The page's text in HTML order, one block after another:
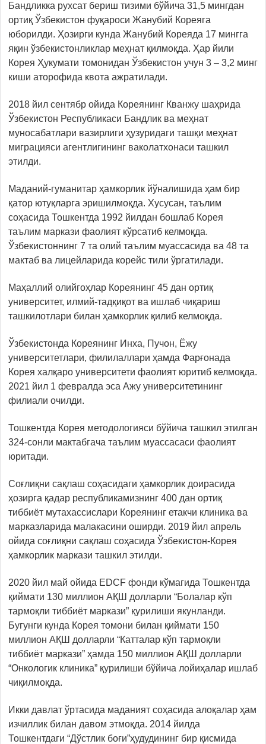
Бандликка рухсат бериш тизими бўйича 31,5 мингдан
ортиқ Ўзбекистон фуқароси Жанубий Кореяга
юборилди. Ҳозирги кунда Жанубий Кореяда 17 мингга
яқин ўзбекистонликлар меҳнат қилмоқда. Ҳар йили
Корея Ҳукумати томонидан Ўзбекистон учун 3 – 3,2 минг
киши аторофида квота ажратилади.
2018 йил сентябр ойида Кореянинг Кванжу шаҳрида
Ўзбекистон Республикаси Бандлик ва меҳнат
муносабатлари вазирлиги ҳузуридаги ташқи меҳнат
миграцияси агентлигининг ваколатхонаси ташкил
этилди.
Маданий-гуманитар ҳамкорлик йўналишида ҳам бир
қатор ютуқларга эришилмоқда. Хусусан, таълим
соҳасида Тошкентда 1992 йилдан бошлаб Корея
таълим маркази фаолият кўрсатиб келмоқда.
Ўзбекистоннинг 7 та олий таълим муассасида ва 48 та
мактаб ва лицейларида корейс тили ўргатилади.
Маҳаллий олийгоҳлар Кореянинг 45 дан ортиқ
университет, илмий-тадқиқот ва ишлаб чиқариш
ташкилотлари билан ҳамкорлик қилиб келмоқда.
Ўзбекистонда Кореянинг Инха, Пучон, Ёжу
университетлари, филилаллари ҳамда Фарғонада
Корея халқаро университети фаолият юритиб келмоқда.
2021 йил 1 февралда эса Ажу университетининг
филиали очилди.
Тошкентда Корея методологияси бўйича ташкил этилган
324-сонли мактабгача таълим муассасаси фаолият
юритади.
Соғлиқни сақлаш соҳасидаги ҳамкорлик доирасида
ҳозирга қадар республикамизнинг 400 дан ортиқ
тиббиёт мутахассислари Кореянинг етакчи клиника ва
марказларида малакасини оширди. 2019 йил апрель
ойида соғлиқни сақлаш соҳасида Ўзбекистон-Корея
ҳамкорлик маркази ташкил этилди.
2020 йил май ойида EDCF фонди кўмагида Тошкентда
қиймати 130 миллион АҚШ долларли “Болалар кўп
тармоқли тиббиёт маркази” қурилиши якунланди.
Бугунги кунда Корея томони билан қиймати 150
миллион АҚШ долларли “Катталар кўп тармоқли
тиббиёт маркази” ҳамда 150 миллион АҚШ долларли
“Онкологик клиника” қурилиши бўйича лойиҳалар ишлаб
чиқилмоқда.
Икки давлат ўртасида маданият соҳасида алоқалар ҳам
изчиллик билан давом этмоқда. 2014 йилда
Тошкентдаги “Дўстлик боғи”ҳудудининг бир қисмида